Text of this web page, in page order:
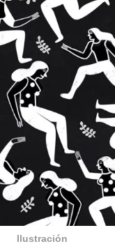
Ilustración